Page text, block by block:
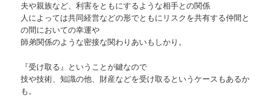
夫や親族など、利害をともにするような相手との関係
人によっては共同経営などの形でともにリスクを共有する仲間と
の間においての幸運や
師弟関係のような密接な関わりあいもしかり。
『受け取る』ということが鍵なので
技や技術、知識の他、財産などを受け取るというケースもあるか
も。